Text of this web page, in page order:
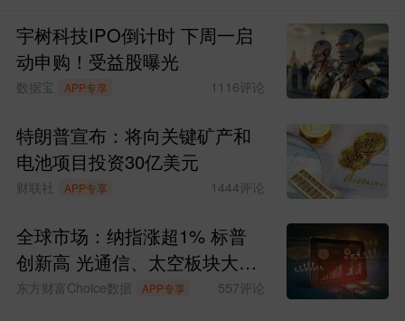
宇树科技IPO倒计时 下周一启
动申购！受益股曝光
数据宝 APP专享 1116评论
特朗普宣布：将向关键矿产和
电池项目投资30亿美元
财联社 APP专享 1444评论
全球市场：纳指涨超1% 标普
创新高 光通信、太空板块大涨
SpaceX涨超15%
东方财富Choice数据 APP专享 557评论